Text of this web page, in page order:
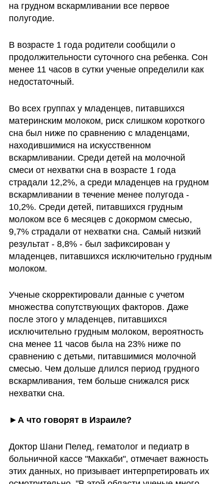
на грудном вскармливании все первое
полугодие.
В возрасте 1 года родители сообщили о
продолжительности суточного сна ребенка. Сон
менее 11 часов в сутки ученые определили как
недостаточный.
Во всех группах у младенцев, питавшихся
материнским молоком, риск слишком короткого
сна был ниже по сравнению с младенцами,
находившимися на искусственном
вскармливании. Среди детей на молочной
смеси от нехватки сна в возрасте 1 года
страдали 12,2%, а среди младенцев на грудном
вскармливании в течение менее полугода -
10,2%. Среди детей, питавшихся грудным
молоком все 6 месяцев с докормом смесью,
9,7% страдали от нехватки сна. Самый низкий
результат - 8,8% - был зафиксирован у
младенцев, питавшихся исключительно грудным
молоком.
Ученые скорректировали данные с учетом
множества сопутствующих факторов. Даже
после этого у младенцев, питавшихся
исключительно грудным молоком, вероятность
сна менее 11 часов была на 23% ниже по
сравнению с детьми, питавшимися молочной
смесью. Чем дольше длился период грудного
вскармливания, тем больше снижался риск
нехватки сна.
►А что говорят в Израиле?
Доктор Шани Пелед, гематолог и педиатр в
больничной кассе "Маккаби", отмечает важность
этих данных, но призывает интерпретировать их